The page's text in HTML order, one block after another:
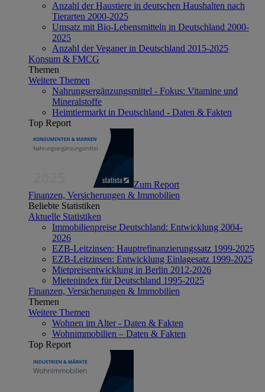
Anzahl der Haustiere in deutschen Haushalten nach
Tierarten 2000-2025
Umsatz mit Bio-Lebensmitteln in Deutschland 2000-
2025
Anzahl der Veganer in Deutschland 2015-2025
Konsum & FMCG
Themen
Weitere Themen
Nahrungsergänzungsmittel - Fokus: Vitamine und
Mineralstoffe
Heimtiermarkt in Deutschland - Daten & Fakten
Top Report
Zum Report
Finanzen, Versicherungen & Immobilien
Beliebte Statistiken
Aktuelle Statistiken
Immobilienpreise Deutschland: Entwicklung 2004-
2026
EZB-Leitzinsen: Hauptrefinanzierungssatz 1999-2025
EZB-Leitzinsen: Entwicklung Einlagesatz 1999-2025
Mietpreisentwicklung in Berlin 2012-2026
Mietenindex für Deutschland 1995-2025
Finanzen, Versicherungen & Immobilien
Themen
Weitere Themen
Wohnen im Alter - Daten & Fakten
Wohnimmobilien – Daten & Fakten
Top Report